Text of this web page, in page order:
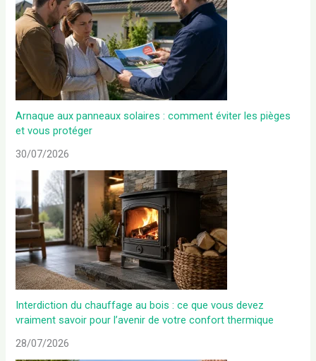
Arnaque aux panneaux solaires : comment éviter les pièges
et vous protéger
30/07/2026
Interdiction du chauffage au bois : ce que vous devez
vraiment savoir pour l’avenir de votre confort thermique
28/07/2026